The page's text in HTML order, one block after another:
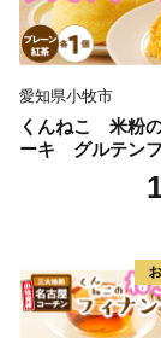
愛知県小牧市
くんねこ 米粉
ーキ グルテン